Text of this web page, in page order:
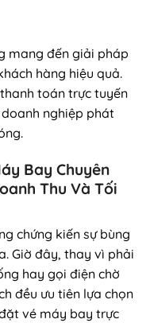
mang đến giải pháp
hàng hiệu quả.
toán trực tuyến
nghiệp phát
Bay Chuyên
Thu Và Tối
chứng kiến sự bùng
Giờ đây, thay vì phải
hay gọi điện chờ
đều ưu tiên lựa chọn
vé máy bay trực